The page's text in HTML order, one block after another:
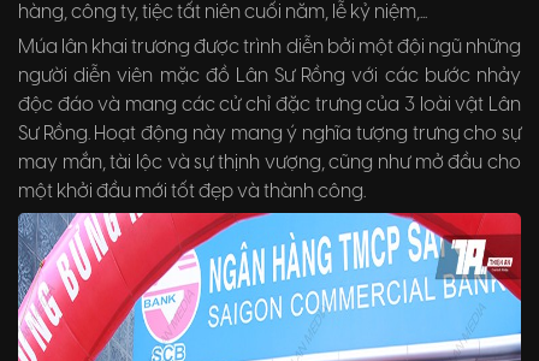
hàng, công ty, tiệc tất niên cuối năm, lễ kỷ niệm,...
Múa lân khai trương được trình diễn bởi một đội ngũ những
người diễn viên mặc đồ Lân Sư Rồng với các bước nhảy
độc đáo và mang các cử chỉ đặc trưng của 3 loài vật Lân
Sư Rồng. Hoạt động này mang ý nghĩa tượng trưng cho sự
may mắn, tài lộc và sự thịnh vượng, cũng như mở đầu cho
một khởi đầu mới tốt đẹp và thành công.